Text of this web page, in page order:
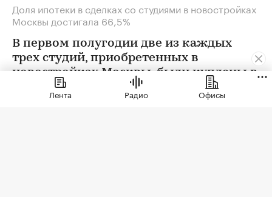
Доля ипотеки в сделках со студиями в новостройках
Москвы достигала 66,5%
В первом полугодии две из каждых
трех студий, приобретенных в
новостройках Москвы, были куплены в
ипотеку. В сегменте трешек ипотечных
сделок менее половины, а среди
Лента Радио Офисы